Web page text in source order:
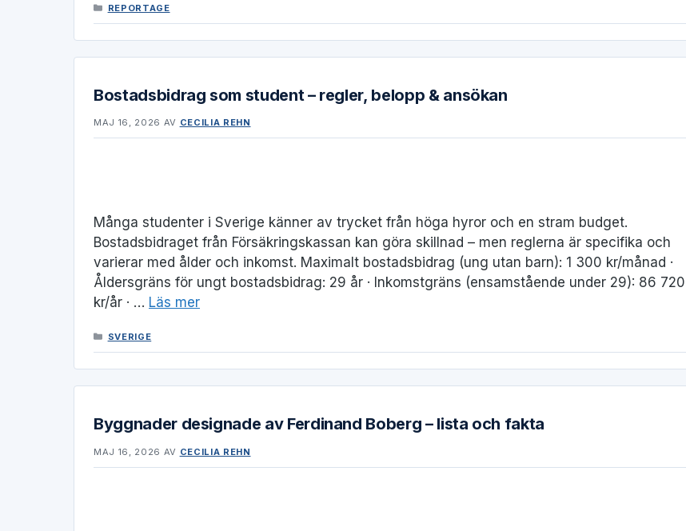
KATEGORIER
REPORTAGE
Bostadsbidrag som student – regler, belopp & ansökan
MAJ 16, 2026 AV CECILIA REHN
Många studenter i Sverige känner av trycket från höga hyror och en stram budget.
Bostadsbidraget från Försäkringskassan kan göra skillnad – men reglerna är specifika och
varierar med ålder och inkomst. Maximalt bostadsbidrag (ung utan barn): 1 300 kr/månad ·
Åldersgräns för ungt bostadsbidrag: 29 år · Inkomstgräns (ensamstående under 29): 86 720
kr/år · … Läs mer
KATEGORIER
SVERIGE
Byggnader designade av Ferdinand Boberg – lista och fakta
MAJ 16, 2026 AV CECILIA REHN